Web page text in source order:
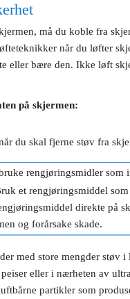
må du koble fra
når du løfter
eller bære den. Ikke løft
på skjermen:
du skal fjerne støv fra
rengjøringsmidler som
et rengjøringsmiddel
direkte på
og forårsake skade.
med store mengder støv
eller i nærheten av
partikler som